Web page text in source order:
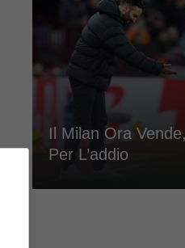
Il Milan Ora
Per L’addio